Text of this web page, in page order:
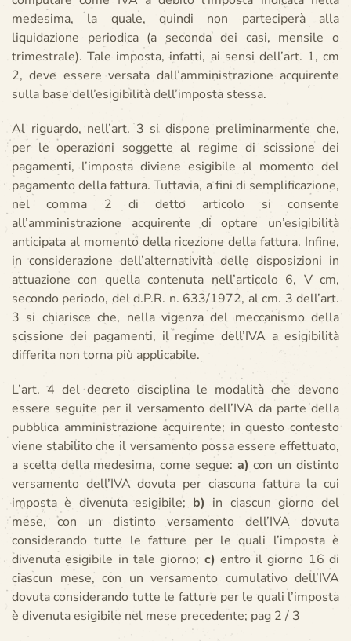
medesima, la quale, quindi non parteciperà alla
liquidazione periodica (a seconda dei casi, mensile o
trimestrale). Tale imposta, infatti, ai sensi dell’art. 1, cm
2, deve essere versata dall’amministrazione acquirente
sulla base dell’esigibilità dell’imposta stessa.
Al riguardo, nell’art. 3 si dispone preliminarmente che,
per le operazioni soggette al regime di scissione dei
pagamenti, l’imposta diviene esigibile al momento del
pagamento della fattura. Tuttavia, a fini di semplificazione,
nel comma 2 di detto articolo si consente
all’amministrazione acquirente di optare un’esigibilità
anticipata al momento della ricezione della fattura. Infine,
in considerazione dell’alternatività delle disposizioni in
attuazione con quella contenuta nell’articolo 6, V cm,
secondo periodo, del d.P.R. n. 633/1972, al cm. 3 dell’art.
3 si chiarisce che, nella vigenza del meccanismo della
scissione dei pagamenti, il regime dell’IVA a esigibilità
differita non torna più applicabile.
L’art. 4 del decreto disciplina le modalità che devono
essere seguite per il versamento dell’IVA da parte della
pubblica amministrazione acquirente; in questo contesto
viene stabilito che il versamento possa essere effettuato,
a scelta della medesima, come segue: a) con un distinto
versamento dell’IVA dovuta per ciascuna fattura la cui
imposta è divenuta esigibile; b) in ciascun giorno del
mese, con un distinto versamento dell’IVA dovuta
considerando tutte le fatture per le quali l’imposta è
divenuta esigibile in tale giorno; c) entro il giorno 16 di
ciascun mese, con un versamento cumulativo dell’IVA
dovuta considerando tutte le fatture per le quali l’imposta
è divenuta esigibile nel mese precedente; pag 2 / 3